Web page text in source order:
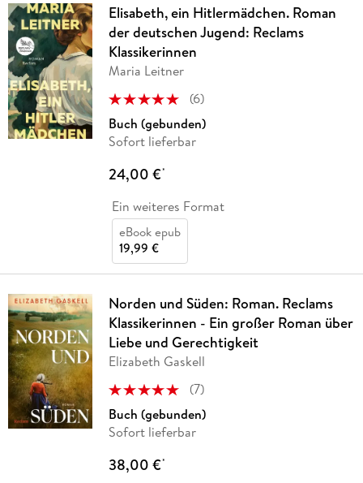
Elisabeth, ein Hitlermädchen. Roman
der deutschen Jugend: Reclams
Klassikerinnen
Maria Leitner
(6)
Buch (gebunden)
Sofort lieferbar
24,00 €*
Ein weiteres Format
eBook epub
19,99 €
Norden und Süden: Roman. Reclams
Klassikerinnen - Ein großer Roman über
Liebe und Gerechtigkeit
Elizabeth Gaskell
(7)
Buch (gebunden)
Sofort lieferbar
38,00 €*